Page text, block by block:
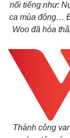
nổi tiếng như:
ca mùa đông…
Woo đã hóa
Thành công